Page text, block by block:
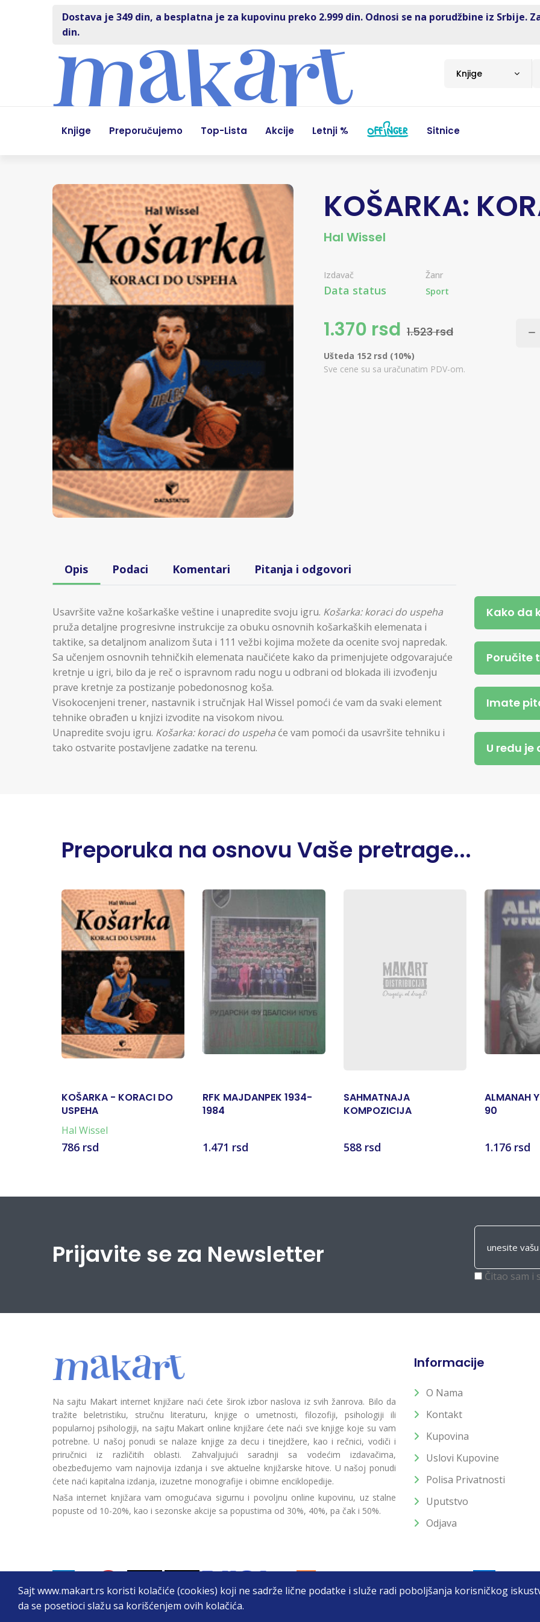
Sajt www.makart.rs koristi kolačiće (cookies) koji ne sadrže lične podatke i služe radi poboljšanja korisničkog
da se posetioci slažu sa korišćenjem ovih kolačića.
Dostava je 349 din, a besplatna je za kupovinu preko 2.999 din. Odnosi se na porudžbine iz Srbije.
din.
Knjige
Knjige Preporučujemo Top-Lista Akcije Letnji % Sitnice
KOŠARKA:
Hal Wissel
Izdavač
Data status
Žanr
Sport
1.370 rsd 1.523 rsd
Ušteda 152 rsd (10%)
Sve cene su sa uračunatim PDV-om.
Opis Podaci Komentari Pitanja i odgovori
Usavršite važne košarkaške veštine i unapredite svoju igru. Košarka: koraci do uspeha
pruža detaljne progresivne instrukcije za obuku osnovnih košarkaških elemenata i
taktike, sa detaljnom analizom šuta i 111 vežbi kojima možete da ocenite svoj napredak.
Sa učenjem osnovnih tehničkih elemenata naučićete kako da primenjujete odgovarajuće
kretnje u igri, bilo da je reč o ispravnom radu nogu u odbrani od blokada ili izvođenju
prave kretnje za postizanje pobedonosnog koša.
Visokocenjeni trener, nastavnik i stručnjak Hal Wissel pomoći će vam da svaki element
tehnike obrađen u knjizi izvodite na visokom nivou.
Unapredite svoju igru. Košarka: koraci do uspeha će vam pomoći da usavršite tehniku i
tako ostvarite postavljene zadatke na terenu.
Kako da
Poručite
Imate
U redu
Preporuka na osnovu Vaše pretrage...
KOŠARKA - KORACI DO
USPEHA
Hal Wissel
786 rsd
RFK MAJDANPEK 1934-
1984
1.471 rsd
SAHMATNAJA
KOMPOZICIJA
588 rsd
ALMANAH
90
1.176 rsd
Prijavite se za Newsletter
Čitao sam i
Na sajtu Makart internet knjižare naći ćete širok izbor naslova iz svih žanrova. Bilo da
tražite beletristiku, stručnu literaturu, knjige o umetnosti, filozofiji, psihologiji ili
popularnoj psihologiji, na sajtu Makart online knjižare ćete naći sve knjige koje su vam
potrebne. U našoj ponudi se nalaze knjige za decu i tinejdžere, kao i rečnici, vodiči i
priručnici iz različitih oblasti. Zahvaljujući saradnji sa vodećim izdavačima,
obezbeđujemo vam najnovija izdanja i sve aktuelne knjižarske hitove. U našoj ponudi
ćete naći kapitalna izdanja, izuzetne monografije i obimne enciklopedije.
Naša internet knjižara vam omogućava sigurnu i povoljnu online kupovinu, uz stalne
popuste od 10-20%, kao i sezonske akcije sa popustima od 30%, 40%, pa čak i 50%.
Informacije
O Nama
Kontakt
Kupovina
Uslovi Kupovine
Polisa Privatnosti
Uputstvo
Odjava